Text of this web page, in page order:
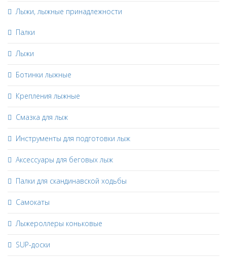
Лыжи, лыжные принадлежности
Палки
Лыжи
Ботинки лыжные
Крепления лыжные
Смазка для лыж
Инструменты для подготовки лыж
Аксессуары для беговых лыж
Палки для скандинавской ходьбы
Самокаты
Лыжероллеры коньковые
SUP-доски